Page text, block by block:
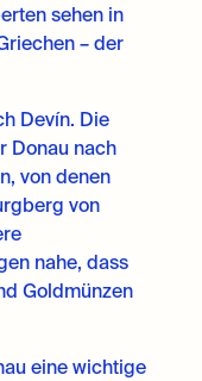
sehen in
– der
Devín. Die
Donau nach
von denen
von
nahe, dass
Goldmünzen
eine wichtige